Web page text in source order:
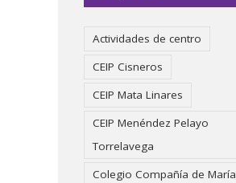
Actividades de centro
CEIP Cisneros
CEIP Mata Linares
CEIP Menéndez Pelayo
Torrelavega
Colegio Compañía de María